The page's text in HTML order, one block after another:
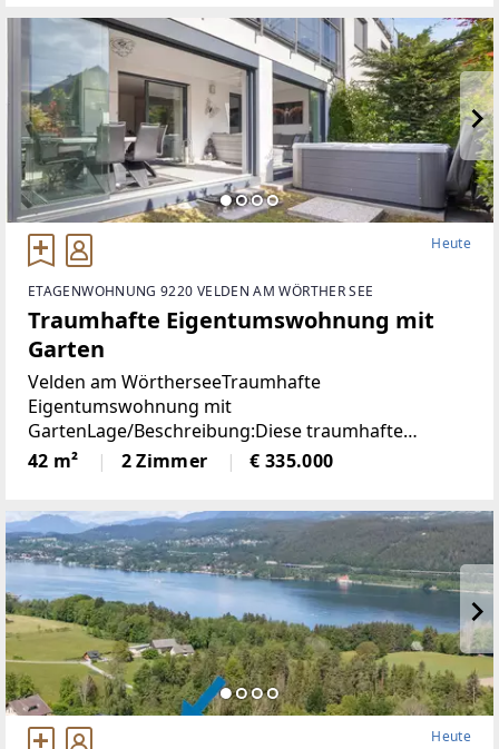
Heute
ETAGENWOHNUNG 9220 VELDEN AM WÖRTHER SEE
Traumhafte Eigentumswohnung mit
Garten
Velden am WörtherseeTraumhafte
Eigentumswohnung mit
GartenLage/Beschreibung:Diese traumhafte
Gartenwohnung liegt nur 800 Meter vom Zentrum
Veldens entfernt und bietet eine perfekte
Dank der westlichen
42 m² 2 Zimmer € 335.000
Heute